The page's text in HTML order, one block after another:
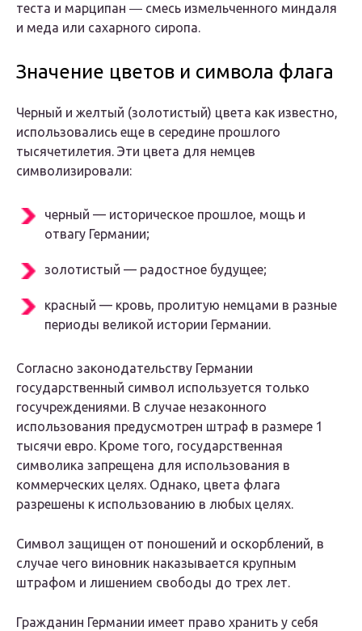
теста и марципан ― смесь измельченного миндаля
и меда или сахарного сиропа.
Значение цветов и символа флага
Черный и желтый (золотистый) цвета как известно,
использовались еще в середине прошлого
тысячетилетия. Эти цвета для немцев
символизировали:
черный — историческое прошлое, мощь и
отвагу Германии;
золотистый — радостное будущее;
красный — кровь, пролитую немцами в разные
периоды великой истории Германии.
Согласно законодательству Германии
государственный символ используется только
госучреждениями. В случае незаконного
использования предусмотрен штраф в размере 1
тысячи евро. Кроме того, государственная
символика запрещена для использования в
коммерческих целях. Однако, цвета флага
разрешены к использованию в любых целях.
Символ защищен от поношений и оскорблений, в
случае чего виновник наказывается крупным
штрафом и лишением свободы до трех лет.
Гражданин Германии имеет право хранить у себя